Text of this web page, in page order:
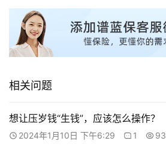
相关问题
想让压岁钱“生钱”，应该怎么操作？
2024年1月10日 下午6:29 1 93